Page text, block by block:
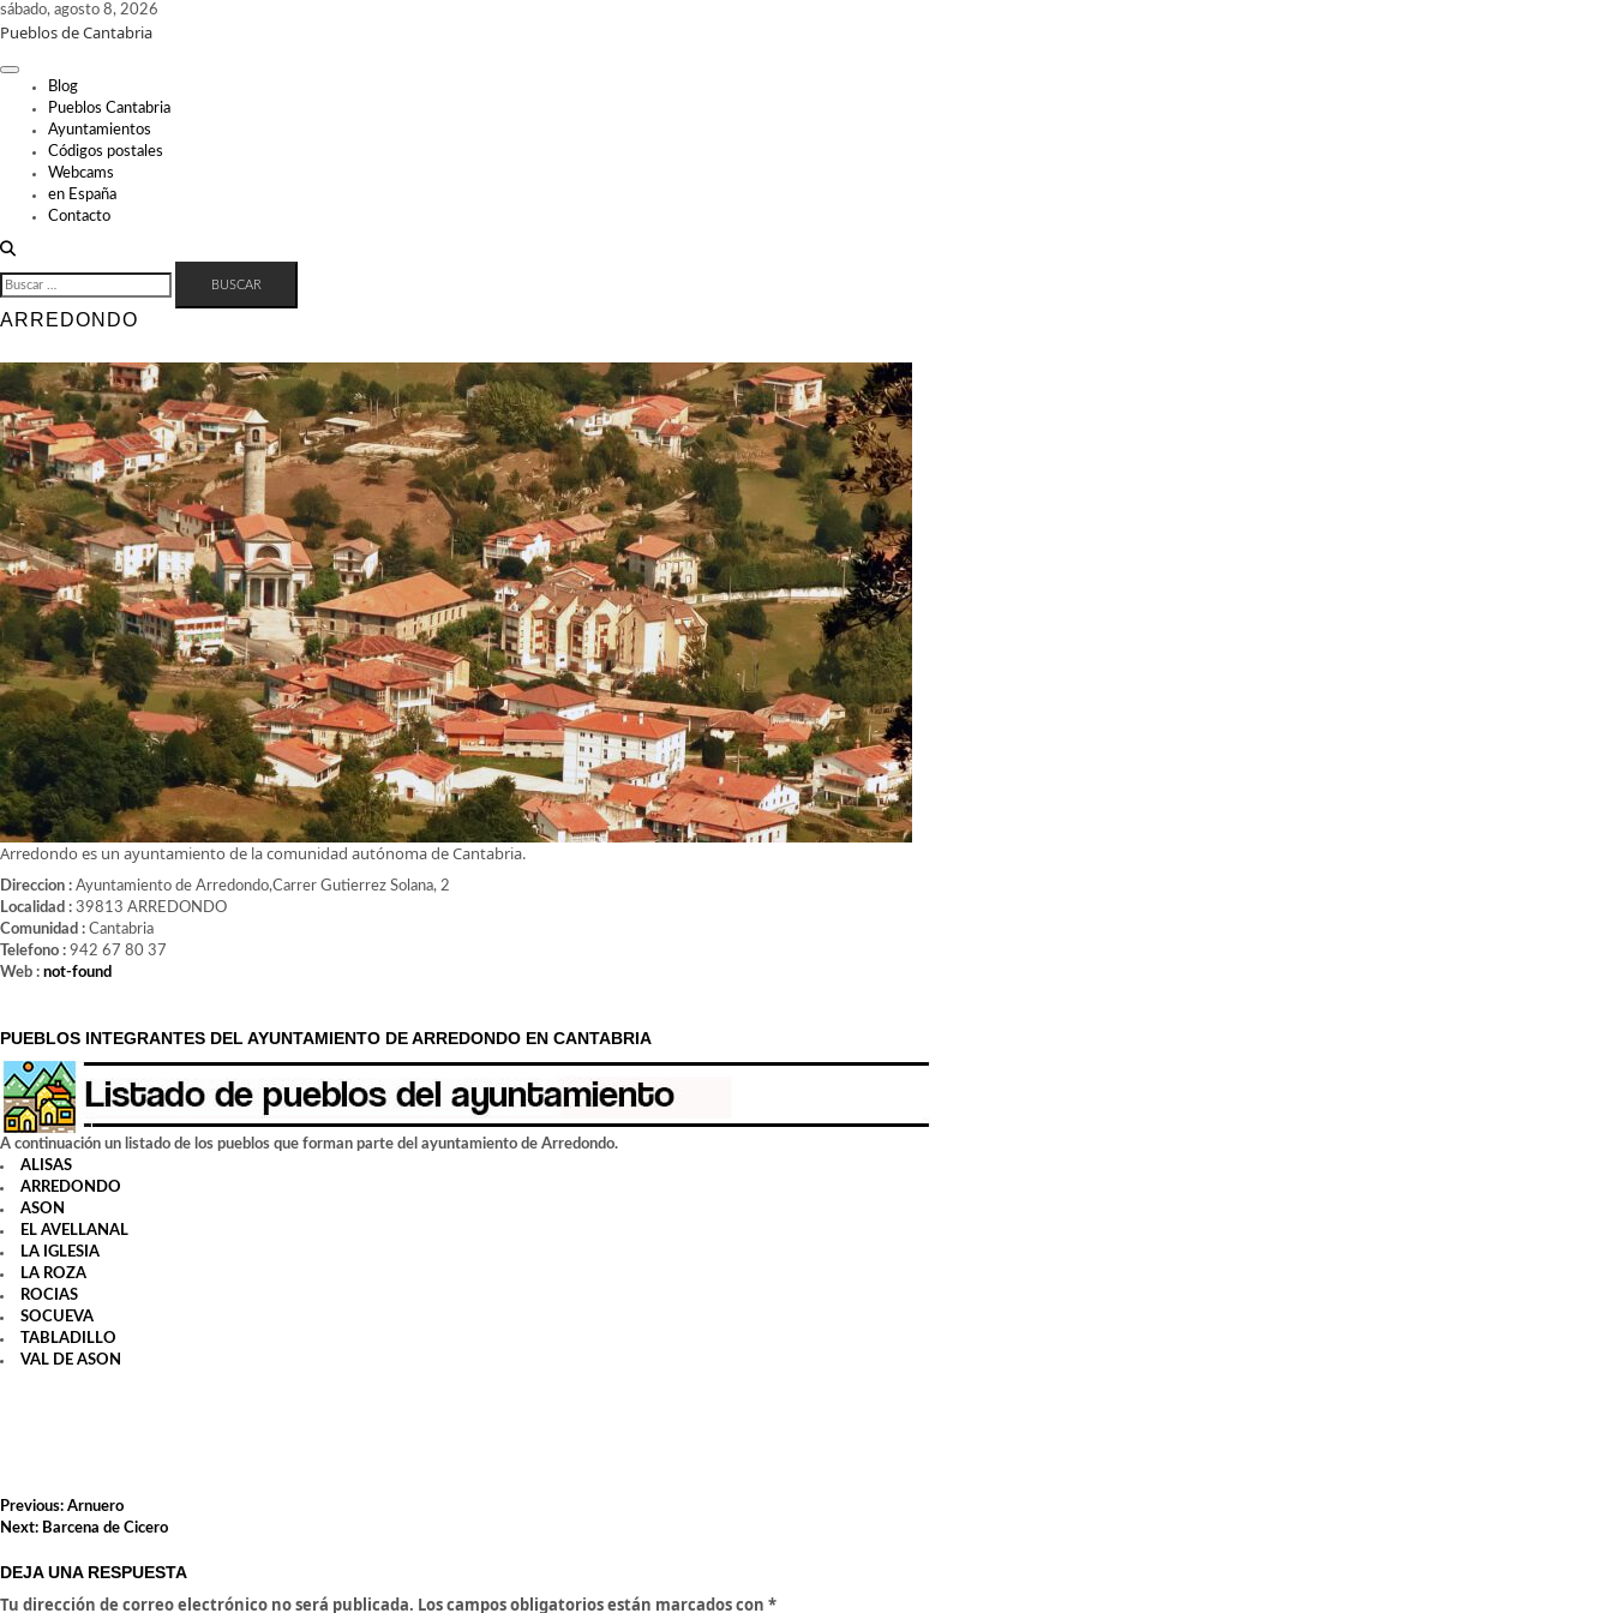
Skip
to
sábado, agosto 8, 2026
Pueblos de Cantabria
Blog
Pueblos Cantabria
Ayuntamientos
Códigos postales
Webcams
en España
Contacto
BUSCAR:
ARREDONDO
Arredondo es un ayuntamiento de la comunidad autónoma de Cantabria.
Direccion : Ayuntamiento de Arredondo,Carrer Gutierrez Solana, 2
Localidad : 39813 ARREDONDO
Comunidad : Cantabria
Telefono : 942 67 80 37
Web : not-found
PUEBLOS INTEGRANTES DEL AYUNTAMIENTO DE ARREDONDO EN CANTABRIA
A continuación un listado de los pueblos que forman parte del ayuntamiento de Arredondo.
ALISAS
ARREDONDO
ASON
EL AVELLANAL
LA IGLESIA
LA ROZA
ROCIAS
SOCUEVA
TABLADILLO
VAL DE ASON
NAVEGACIÓN
DE
Previous: Arnuero
Next: Barcena de Cicero
DEJA UNA RESPUESTA
Tu dirección de correo electrónico no será publicada. Los campos obligatorios están marcados con *